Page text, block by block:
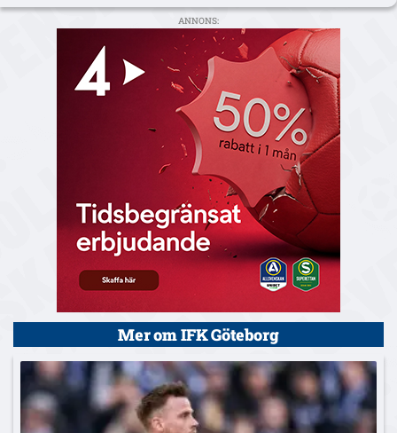
ANNONS:
Mer om IFK Göteborg